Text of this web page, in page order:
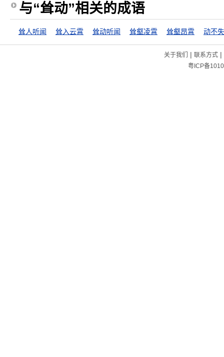
与“耸动”相关的成语
耸人听闻 耸入云霄 耸动听闻 耸壑凌霄 耸壑昂霄 动不
关于我们 | 联系方式|
粤ICP备